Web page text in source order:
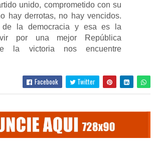
unido, comprometido con su
hay derrotas, no hay vencidos.
la democracia y esa es la
por una mejor República
la victoria nos encuentre
Facebook Twitter